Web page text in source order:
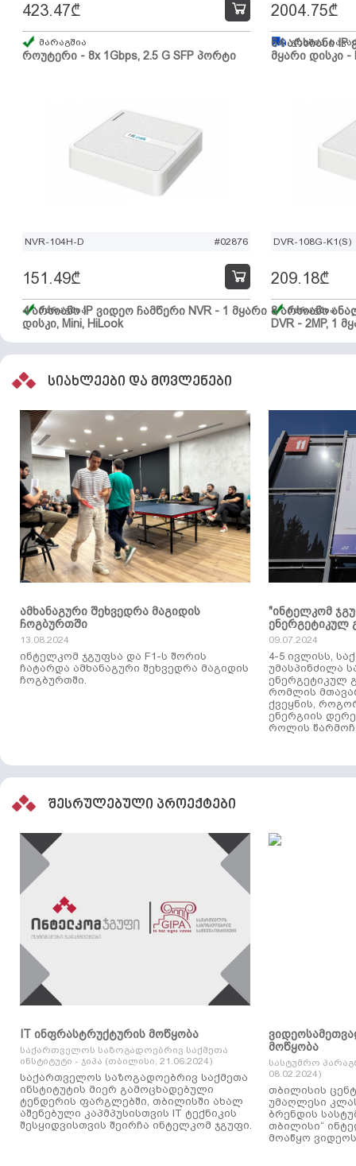
როუტერი - 8x 1Gbps, 2.5 G SFP პორტი
423.47₾
მარაგშია
64 არხიანი IP
მყარი დისკი -
2004.75₾
გზაშია,
NVR-104H-D #02876
4 არხიანი IP ვიდეო ჩამწერი NVR - 1 მყარი
დისკი, Mini, HiLook
151.49₾
მარაგშია
DVR-108G-K1(S)
8 არხიანი
DVR - 2MP, 1
209.18₾
მარაგშია
სიახლეები და მოვლენები
ამხანაგური შეხვედრა მაგიდის
ჩოგბურთში
13.08.2024
ინტელკომ ჯგუფსა და F1-ს შორის
ჩატარდა ამხანაგური შეხვედრა მაგიდის
ჩოგბურთში.
"ინტელკომ
ენერგეტიკულ
09.07.2024
4-5 ივლისს,
უმასპინძილა
ენერგეტიკულ
რომლის
ქვეყნის,
ენერგიის
როლის
შესრულებული პროექტები
IT ინფრასტრუქტურის მოწყობა
საქართველოს საზოგადოებრივ საქმეთა
ინსტიტუტი - ჯიპა (თბილისი, 21.06.2024)
საქართველოს საზოგადოებრივ საქმეთა
ინსტიტუტის მიერ გამოცხადებული
ტენდერის ფარგლებში, თბილისში ახალ
აშენებული კაპმპუსისთვის IT ტექნიკის
შესყიდვისთვის შეირჩა ინტელკომ ჯგუფი.
მოწყობა
სასტუმრო
08.02.2024)
თბილისის
უმაღლესი
ბრენდის
თბილისი“
მოაწყო